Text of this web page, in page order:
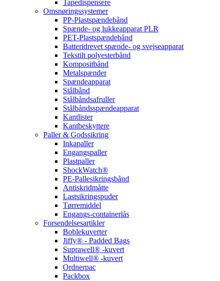
Tapedispensere
Omsnøringssystemer
PP-Plastspændebånd
Spænde- og lukkeapparat PLR
PET-Plastspændebånd
Batteridrevet spænde- og svejseapparat
Tekstilt polyesterbånd
Kompositbånd
Metalspænder
Spændeapparat
Stålbånd
Stålbåndsafruller
Stålbåndsspændeapparat
Kantlister
Kantbeskyttere
Paller & Godssikring
Inkapaller
Engangspaller
Plastpaller
ShockWatch®
PE-Pallesikringsbånd
Antiskridmåtte
Lastsikringspuder
Tørremiddel
Engangs-containerlås
Forsendelsesartikler
Boblekuverter
Jiffy® - Padded Bags
Suprawell® -kuvert
Multiwell® -kuvert
Ordnerpac
Packbox